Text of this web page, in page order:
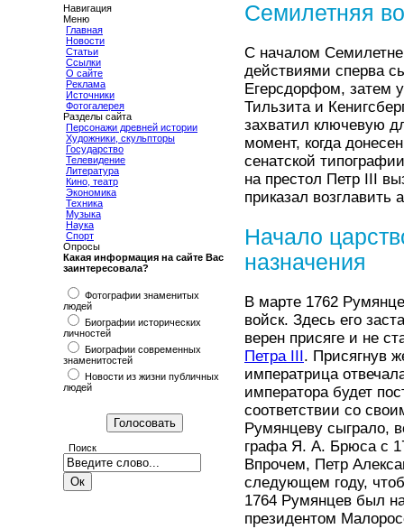
Навигация
Меню
Главная
Новости
Статьи
Ссылки
О сайте
Реклама
Источники
Фотогалерея
Разделы сайта
Персонажи древней истории
Художники, скульпторы
Государство
Телевидение
Литература
Кино, театр
Экономика
Техника
Музыка
Наука
Спорт
Опросы
Какая информация на сайте Вас
заинтересовала?
Фотографии знаменитых
людей
Биографии исторических
личностей
Биографии современных
знаменитостей
Новости из жизни публичных
людей
Поиск
Семилетняя
С началом
действиями сперва
Егерсдорфом, затем
Тильзита и
захватил ключевую
момент, когда
сенатской
на престол Петр III
приказал
Начало
назначения
В марте 1762
войск. Здесь его
верен присяге и не
Петра III . Присягнув
императрица
императора будет
соответствии со
Румянцеву сыграло,
графа Я. А. Брюса с
Впрочем, Петр
следующем году,
1764 Румянцев был
президентом